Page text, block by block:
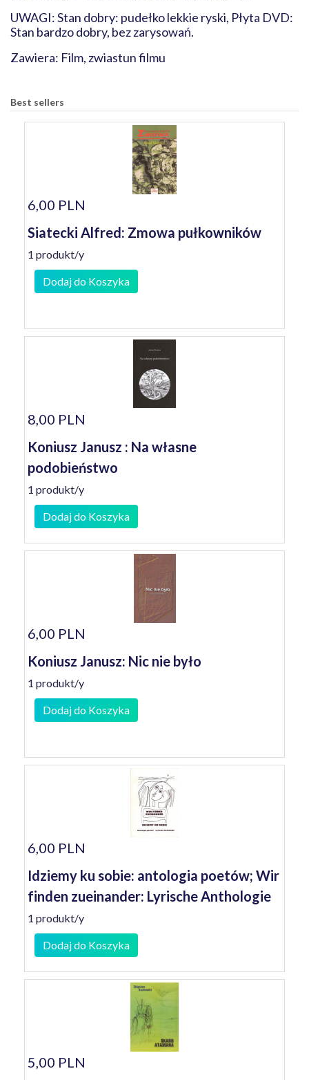
UWAGI: Stan dobry: pudełko lekkie ryski, Płyta DVD:
Stan bardzo dobry, bez zarysowań.
Zawiera: Film, zwiastun filmu
Best sellers
6,00 PLN
Siatecki Alfred: Zmowa pułkowników
1 produkt/y
Dodaj do Koszyka
8,00 PLN
Koniusz Janusz : Na własne
podobieństwo
1 produkt/y
Dodaj do Koszyka
6,00 PLN
Koniusz Janusz: Nic nie było
1 produkt/y
Dodaj do Koszyka
6,00 PLN
Idziemy ku sobie: antologia poetów; Wir
finden zueinander: Lyrische Anthologie
1 produkt/y
Dodaj do Koszyka
5,00 PLN